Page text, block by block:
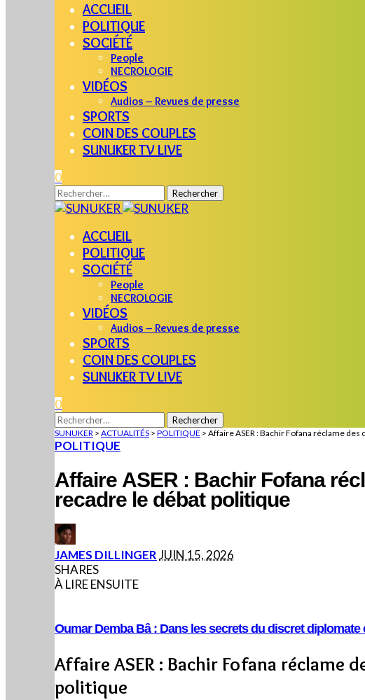
ACCUEIL
POLITIQUE
SOCIÉTÉ
People
NECROLOGIE
VIDÉOS
Audios – Revues de presse
SPORTS
COIN DES COUPLES
SUNUKER TV LIVE
0
Rechercher :
ACCUEIL
POLITIQUE
SOCIÉTÉ
People
NECROLOGIE
VIDÉOS
Audios – Revues de presse
SPORTS
COIN DES COUPLES
SUNUKER TV LIVE
0
Rechercher :
SUNUKER > ACTUALITÉS > POLITIQUE > Affaire ASER : Bachir Fofana réclame
POLITIQUE
Affaire ASER : Bachir Fofana
recadre le débat politique
POSTED
BY
JAMES DILLINGERJUIN 15, 2026
SHARES
À LIRE ENSUITE
Oumar Demba Bâ : Dans les secrets du discret diplomate
Affaire ASER : Bachir Fofana réclame
politique